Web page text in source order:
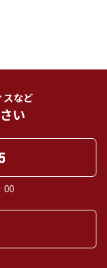
がありましたら、提供
なる者、その見込者。
業者。
明書に定める業務委託
合役員。
スなど
い
00